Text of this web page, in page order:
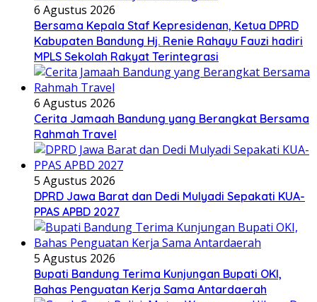
6 Agustus 2026
Bersama Kepala Staf Kepresidenan, Ketua DPRD
Kabupaten Bandung Hj. Renie Rahayu Fauzi hadiri
MPLS Sekolah Rakyat Terintegrasi
6 Agustus 2026
Cerita Jamaah Bandung yang Berangkat Bersama
Rahmah Travel
5 Agustus 2026
DPRD Jawa Barat dan Dedi Mulyadi Sepakati KUA-
PPAS APBD 2027
5 Agustus 2026
Bupati Bandung Terima Kunjungan Bupati OKI,
Bahas Penguatan Kerja Sama Antardaerah